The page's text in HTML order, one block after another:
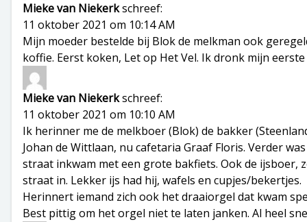
Mieke van Niekerkschreef:
11 oktober 2021 om 10:14 AM
Mijn moeder bestelde bij Blok de melkman ook
koffie. Eerst koken, Let op Het Vel. Ik dronk mijn
Mieke van Niekerkschreef:
11 oktober 2021 om 10:10 AM
Ik herinner me de melkboer (Blok) de bakker
Johan de Wittlaan, nu cafetaria Graaf Floris. Verder
straat inkwam met een grote bakfiets. Ook de ijsboer,
straat in. Lekker ijs had hij, wafels en cupjes/bekertjes.
Herinnert iemand zich ook het draaiorgel dat kwam
Best pittig om het orgel niet te laten janken. Al heel